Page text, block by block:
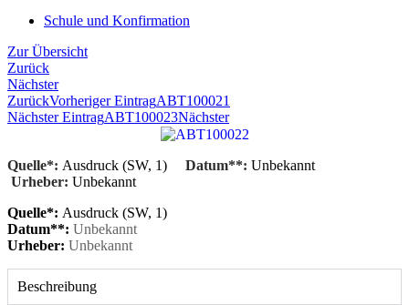
Schule und Konfirmation
Zur Übersicht
Zurück
Nächster
ZurückVorheriger EintragABT100021
Nächster EintragABT100023Nächster
Quelle*: Ausdruck (SW, 1) Datum**: Unbekannt
Urheber: Unbekannt
Quelle*: Ausdruck (SW, 1)
Datum**: Unbekannt
Urheber: Unbekannt
Beschreibung